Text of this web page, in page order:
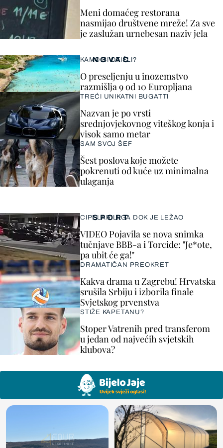
Meni domaćeg restorana
nasmijao društvene mreže! Za sve
je zaslužan urnebesan naziv jela
SPORT
CIPELARILI GA DOK JE LEŽAO
VIDEO Pojavila se nova snimka
tučnjave BBB-a i Torcide: "Je*ote,
pa ubit će ga!"
DRAMATIČAN PREOKRET
Kakva drama u Zagrebu! Hrvatska
srušila Srbiju i izborila finale
Svjetskog prvenstva
STIŽE KAPETANU?
Stoper Vatrenih pred transferom
u jedan od najvećih svjetskih
klubova?
NOVAC
KAMO BI OTIŠLI?
O preseljenju u inozemstvo
razmišlja 9 od 10 Europljana
TREĆI UNIKATNI BUGATTI
Nazvan je po vrsti
srednjovjekovnog viteškog konja i
visok samo metar
SAM SVOJ ŠEF
Šest poslova koje možete
pokrenuti od kuće uz minimalna
ulaganja